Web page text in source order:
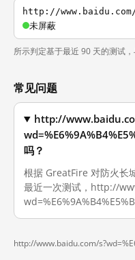
http://www.baidu.com/
未屏蔽
所示判定基于最近 90 天的测试，
常见问题
http://
吗？
根据 GreatFire 对防火长
最近一次测试，http://
http://www.baidu.com/